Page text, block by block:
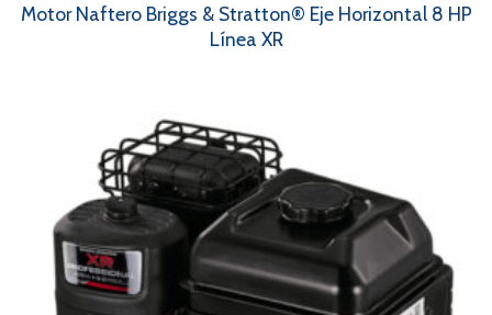
Motor Naftero Briggs & Stratton® Eje Horizontal 8 HP
Línea XR